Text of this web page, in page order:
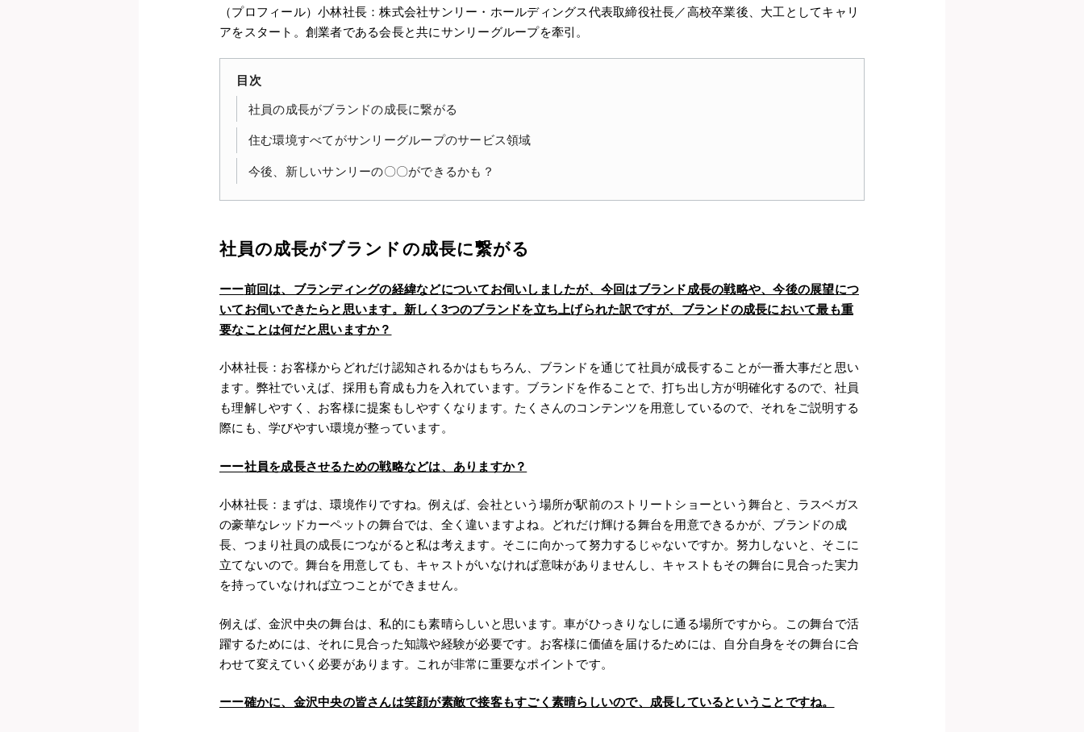
（プロフィール）小林社長：株式会社サンリー・ホールディングス代表取締役社長／高校卒業後、大工としてキャリ
アをスタート。創業者である会長と共にサンリーグループを牽引。
目次
社員の成長がブランドの成長に繋がる
住む環境すべてがサンリーグループのサービス領域
今後、新しいサンリーの〇〇ができるかも？
社員の成長がブランドの成長に繋がる
ーー前回は、ブランディングの経緯などについてお伺いしましたが、今回はブランド成長の戦略や、今後の展望につ
いてお伺いできたらと思います。新しく3つのブランドを立ち上げられた訳ですが、ブランドの成長において最も重
要なことは何だと思いますか？
小林社長：お客様からどれだけ認知されるかはもちろん、ブランドを通じて社員が成長することが一番大事だと思い
ます。弊社でいえば、採用も育成も力を入れています。ブランドを作ることで、打ち出し方が明確化するので、社員
も理解しやすく、お客様に提案もしやすくなります。たくさんのコンテンツを用意しているので、それをご説明する
際にも、学びやすい環境が整っています。
ーー社員を成長させるための戦略などは、ありますか？
小林社長：まずは、環境作りですね。例えば、会社という場所が駅前のストリートショーという舞台と、ラスベガス
の豪華なレッドカーペットの舞台では、全く違いますよね。どれだけ輝ける舞台を用意できるかが、ブランドの成
長、つまり社員の成長につながると私は考えます。そこに向かって努力するじゃないですか。努力しないと、そこに
立てないので。舞台を用意しても、キャストがいなければ意味がありませんし、キャストもその舞台に見合った実力
を持っていなければ立つことができません。
例えば、金沢中央の舞台は、私的にも素晴らしいと思います。車がひっきりなしに通る場所ですから。この舞台で活
躍するためには、それに見合った知識や経験が必要です。お客様に価値を届けるためには、自分自身をその舞台に合
わせて変えていく必要があります。これが非常に重要なポイントです。
ーー確かに、金沢中央の皆さんは笑顔が素敵で接客もすごく素晴らしいので、成長しているということですね。